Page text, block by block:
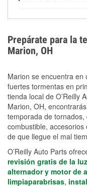
deben asegurarse
ayudan a reducir
labores de
Prepárate para la
Marion, OH
Marion se encuentra
fuertes tormentas en
tienda local de O’Reilly
Marion, OH,
temporada de
combustible,
de que llegue el mal
O’Reilly Auto Parts
revisión gratis de la
alternador y motor de
limpiaparabrisas,